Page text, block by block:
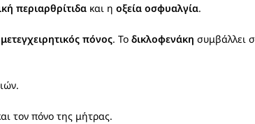
περιαρθρίτιδα και η οξεία οσφυαλγία.
μετεγχειρητικός πόνος. Το δικλοφενάκη συμβάλλει
τον πόνο της μήτρας.